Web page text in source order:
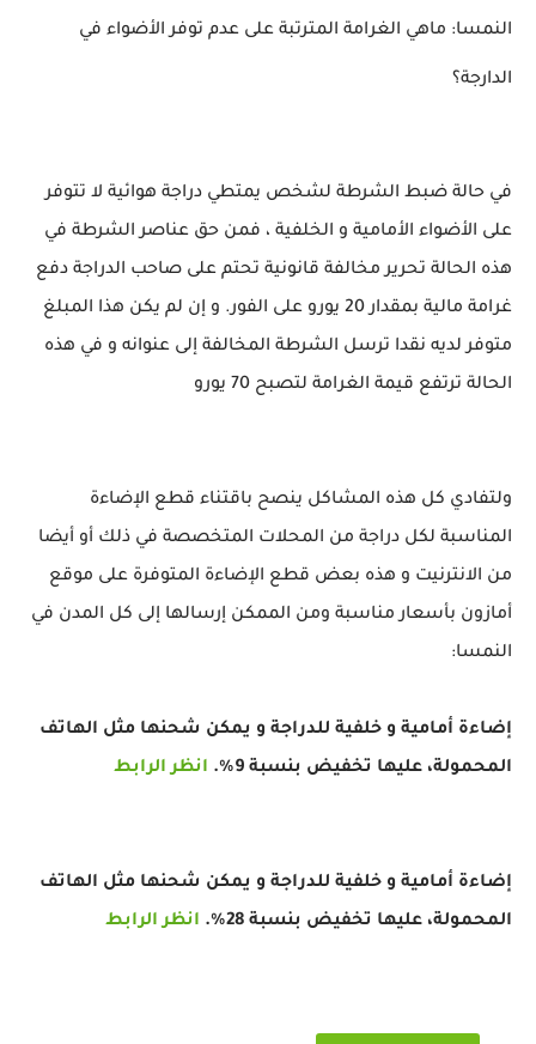
النمسا: ماهي الغرامة المترتبة على عدم توفر الأضواء في
الدارجة؟
في حالة ضبط الشرطة لشخص يمتطي دراجة هوائية لا تتوفر
على الأضواء الأمامية و الخلفية ، فمن حق عناصر الشرطة في
هذه الحالة تحرير مخالفة قانونية تحتم على صاحب الدراجة دفع
غرامة مالية بمقدار 20 يورو على الفور. و إن لم يكن هذا المبلغ
متوفر لديه نقدا ترسل الشرطة المخالفة إلى عنوانه و في هذه
الحالة ترتفع قيمة الغرامة لتصبح 70 يورو
ولتفادي كل هذه المشاكل ينصح باقتناء قطع الإضاءة
المناسبة لكل دراجة من المحلات المتخصصة في ذلك أو أيضا
من الانترنيت و هذه بعض قطع الإضاءة المتوفرة على موقع
أمازون بأسعار مناسبة ومن الممكن إرسالها إلى كل المدن في
النمسا:
إضاءة أمامية و خلفية للدراجة و يمكن شحنها مثل الهاتف
المحمولة، عليها تخفيض بنسبة 9%.
انظر الرابط
إضاءة أمامية و خلفية للدراجة و يمكن شحنها مثل الهاتف
المحمولة، عليها تخفيض بنسبة 28%.
انظر الرابط